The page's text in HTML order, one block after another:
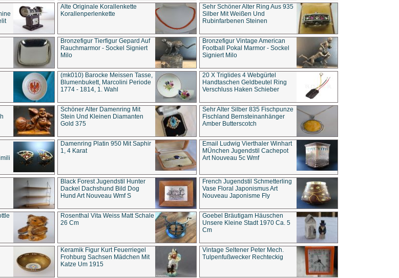
Alte Originale Korallenkette
Korallenperlenkette
Sehr Schöner Alter Ring Aus 935
Silber Mit Weißen Und
Rubinfarbenen Steinen
Bronzefigur Tierfigur Gepard Auf
Rauchmarmor - Sockel Signiert
Milo
Bronzefigur Vintage American
Football Pokal Marmor - Sockel
Signiert Milo
(mk010) Barocke Meissen Tasse,
Blumenbukett, Marcolini Periode
1774 - 1814, 1. Wahl
20 X Triglides 4 Webgürtel
Handtaschen Geldbeutel Ring
Verschluss Haken Schieber
Schöner Alter Damenring Mit
Stein Und Kleinen Diamanten
Gold 375
Sehr Alter Silber 835 Fischpunze
Fischland Bernsteinanhänger
Amber Butterscotch
Damenring Platin 950 Mit Saphir
1, 4 Karat
Email Ludwig Vierthaler Winhart
MÜnchen Jugendstil Cachepot
Art Nouveau 5c Wmf
Black Forest Jugendstil Hunter
Dackel Dachshund Bild Dog
Hund Art Nouveau Wmf S
French Jugendstil Schmetterling
Vase Floral Japonismus Art
Nouveau Japonisme Fly
Rosenthal Vita Weiss Matt Schale
26 Cm
Goebel Bräutigam Häuschen
Unsere Kleine Stadt 1970 Ca. 5
Cm
Keramik Figur Kurt Feuerriegel
Frohburg Sachsen Mädchen Mit
Katze Um 1915
Vintage Seltener Peter Mech.
Tulpenfußwecker Rechteckig